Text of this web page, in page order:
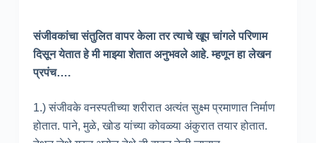
संजीवकांचा संतुलित वापर केला तर त्याचे खूप चांगले परिणाम
दिसून येतात हे मी माझ्या शेतात अनुभवले आहे. म्हणून हा लेखन
प्रपंच….
1.) संजीवके वनस्पतीच्या शरीरात अत्यंत सुक्ष्म प्रमाणात निर्माण
होतात. पाने, मुळे, खोड यांच्या कोवळ्या अंकुरात तयार होतात.